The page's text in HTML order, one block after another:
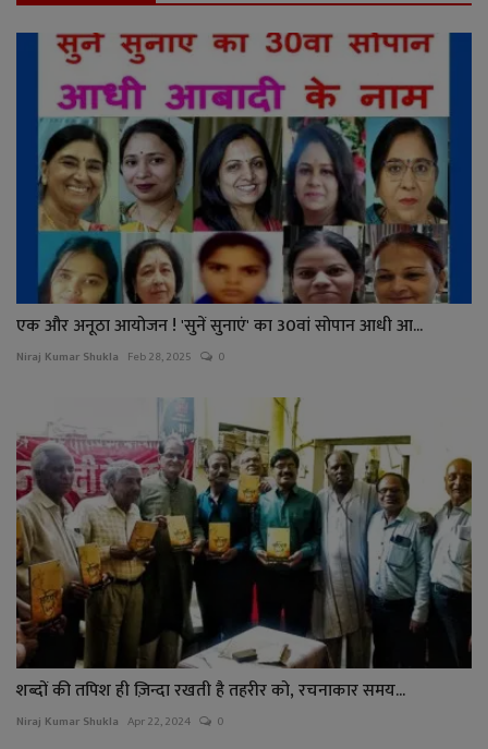
एक और अनूठा आयोजन ! 'सुनें सुनाएं' का 30वां सोपान आधी आ...
Niraj Kumar Shukla Feb 28, 2025 0
शब्दों की तपिश ही ज़िन्दा रखती है तहरीर को, रचनाकार समय...
Niraj Kumar Shukla Apr 22, 2024 0